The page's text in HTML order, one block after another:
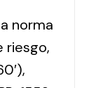
norma
riesgo,